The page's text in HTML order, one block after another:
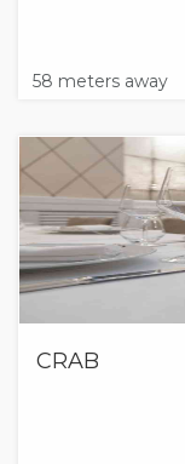
58 meters away
CRAB